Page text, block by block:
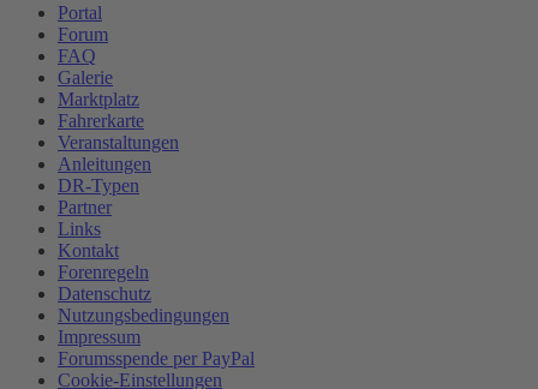
Portal
Forum
FAQ
Galerie
Marktplatz
Fahrerkarte
Veranstaltungen
Anleitungen
DR-Typen
Partner
Links
Kontakt
Forenregeln
Datenschutz
Nutzungsbedingungen
Impressum
Forumsspende per PayPal
Cookie-Einstellungen